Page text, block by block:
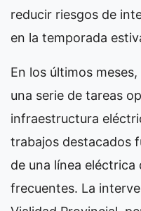
reducir riesgos de
en la temporada
En los últimos
una serie de tareas
infraestructura
trabajos destacados
de una línea
frecuentes. La